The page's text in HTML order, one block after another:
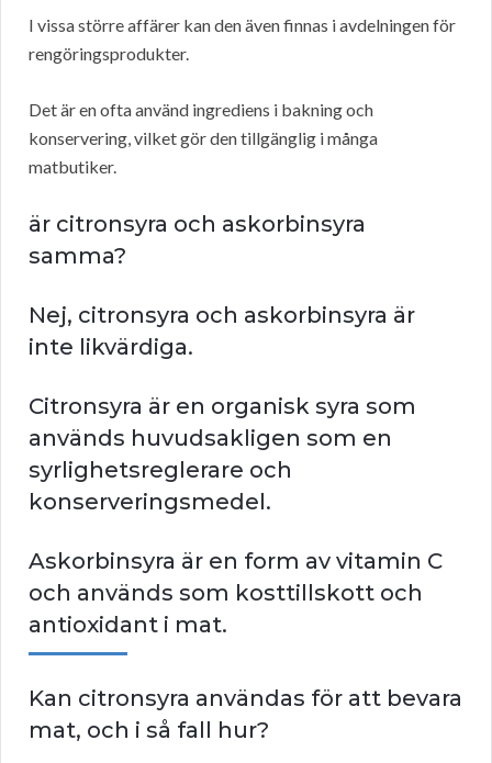
I vissa större affärer kan den även finnas i avdelningen för
rengöringsprodukter.
Det är en ofta använd ingrediens i bakning och
konservering, vilket gör den tillgänglig i många
matbutiker.
är citronsyra och askorbinsyra
samma?
Nej, citronsyra och askorbinsyra är
inte likvärdiga.
Citronsyra är en organisk syra som
används huvudsakligen som en
syrlighetsreglerare och
konserveringsmedel.
Askorbinsyra är en form av vitamin C
och används som kosttillskott och
antioxidant i mat.
Kan citronsyra användas för att bevara
mat, och i så fall hur?